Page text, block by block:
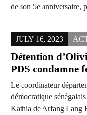
de son 5e anniversaire,
JULY 16, 2023
Détention
PDS condamne
Le coordinateur
démocratique
Kathia de Arfang